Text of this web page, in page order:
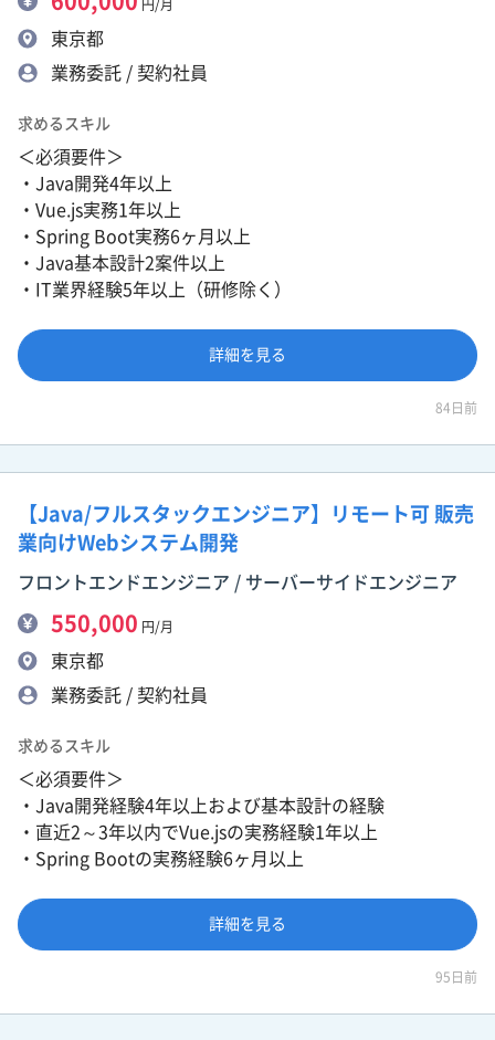
円/月
東京都
業務委託 / 契約社員
求めるスキル
＜必須要件＞
・Java開発4年以上
・Vue.js実務1年以上
・Spring Boot実務6ヶ月以上
・Java基本設計2案件以上
・IT業界経験5年以上（研修除く）
詳細を見る
84日前
【Java/フルスタックエンジニア】リモート可 販売
業向けWebシステム開発
フロントエンドエンジニア / サーバーサイドエンジニア
550,000 円/月
東京都
業務委託 / 契約社員
求めるスキル
＜必須要件＞
・Java開発経験4年以上および基本設計の経験
・直近2～3年以内でVue.jsの実務経験1年以上
・Spring Bootの実務経験6ヶ月以上
詳細を見る
95日前